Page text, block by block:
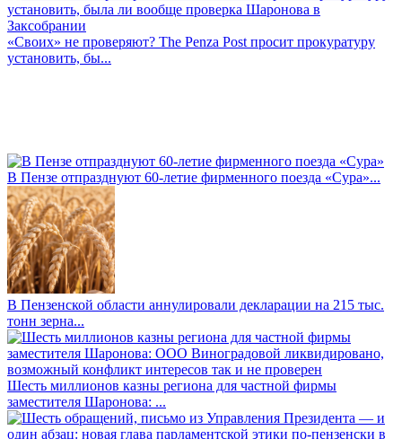
«Своих» не проверяют? The Penza Post просит прокуратуру
установить, бы...
В Пензе отпразднуют 60-летие фирменного поезда «Сура»...
В Пензенской области аннулировали декларации на 215 тыс.
тонн зерна...
Шесть миллионов казны региона для частной фирмы
заместителя Шаронова: ...